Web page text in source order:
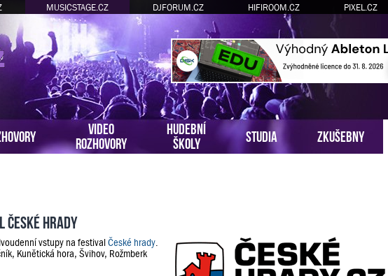
MUSICSTAGE.CZ DJFORUM.CZ HIFIROOM.CZ PIXEL.CZ
VIDEO
ROZHOVORY
HUDEBNÍ
ŠKOLY
STUDIA ZKUŠEBNY
České hrady
vstupy na festivalČeské hrady
Kunětická hora, Švihov, Rožmberk